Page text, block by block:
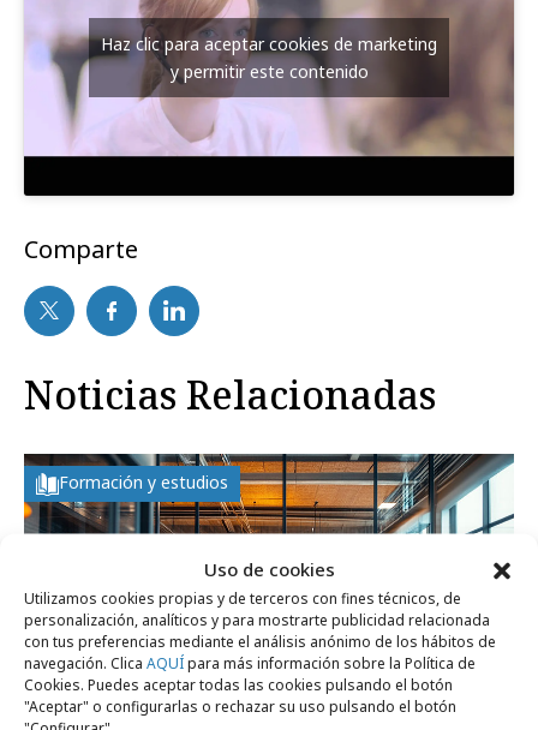
Uso de cookies
Utilizamos cookies propias y de terceros con fines técnicos, de
personalización, analíticos y para mostrarte publicidad relacionada
con tus preferencias mediante el análisis anónimo de los hábitos de
navegación. Clica AQUÍpara más información sobre la Política de
Cookies. Puedes aceptar todas las cookies pulsando el botón
"Aceptar" o configurarlas o rechazar su uso pulsando el botón
Haz clic para aceptar cookies de marketing
y permitir este contenido
Comparte
Noticias Relacionadas
Formación y estudios